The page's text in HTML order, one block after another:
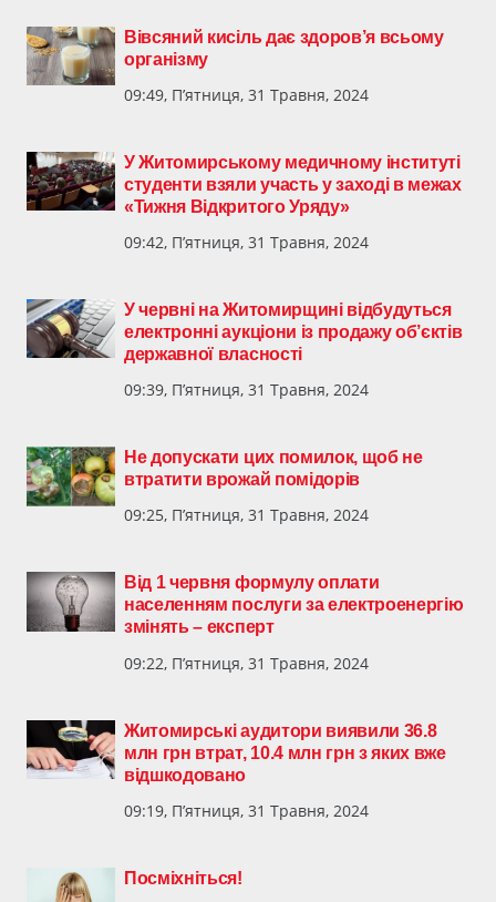
Вівсяний кисіль дає здоров’я всьому
організму
09:49, П’ятниця, 31 Травня, 2024
У Житомирському медичному інституті
студенти взяли участь у заході в межах
«Тижня Відкритого Уряду»
09:42, П’ятниця, 31 Травня, 2024
У червні на Житомирщині відбудуться
електронні аукціони із продажу об’єктів
державної власності
09:39, П’ятниця, 31 Травня, 2024
Не допускати цих помилок, щоб не
втратити врожай помідорів
09:25, П’ятниця, 31 Травня, 2024
Від 1 червня формулу оплати
населенням послуги за електроенергію
змінять – експерт
09:22, П’ятниця, 31 Травня, 2024
Житомирські аудитори виявили 36.8
млн грн втрат, 10.4 млн грн з яких вже
відшкодовано
09:19, П’ятниця, 31 Травня, 2024
Посміхніться!